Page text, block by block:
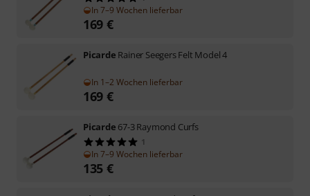
In 7–9 Wochen lieferbar
169 €
Picarde Rainer Seegers Felt Model 4
In 1–2 Wochen lieferbar
169 €
Picarde 67-3 Raymond Curfs
1
In 7–9 Wochen lieferbar
135 €